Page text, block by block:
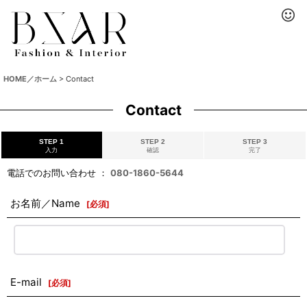
HOME／ホーム > Contact
Contact
STEP 1
入力
STEP 2
確認
STEP 3
完了
電話でのお問い合わせ ： 080-1860-5644
お名前／Name [必須]
E-mail [必須]